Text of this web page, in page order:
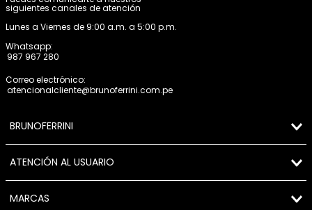
siguientes canales de atención
Lunes a Viernes de 9:00 a.m. a 5:00 p.m.
Whatsapp:
987 967 280
Correo electrónico:
atencionalcliente@brunoferrini.com.pe
BRUNOFERRINI
ATENCIÓN AL USUARIO
MARCAS